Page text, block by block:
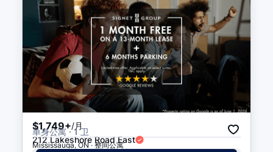
$1,749+/月
单身公寓 · 1 卫
212 Lakeshore Road East
Mississauga, ON · 整间公寓